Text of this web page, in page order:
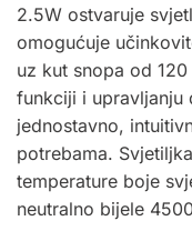
2.5W ostvaruje
omogućuje
uz kut snopa od
funkciji i upravljanju
jednostavno,
potrebama.
temperature boje
neutralno bijele